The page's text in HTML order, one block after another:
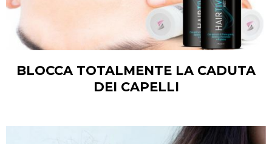
BLOCCA TOTALMENTE LA CADUTA
DEI CAPELLI